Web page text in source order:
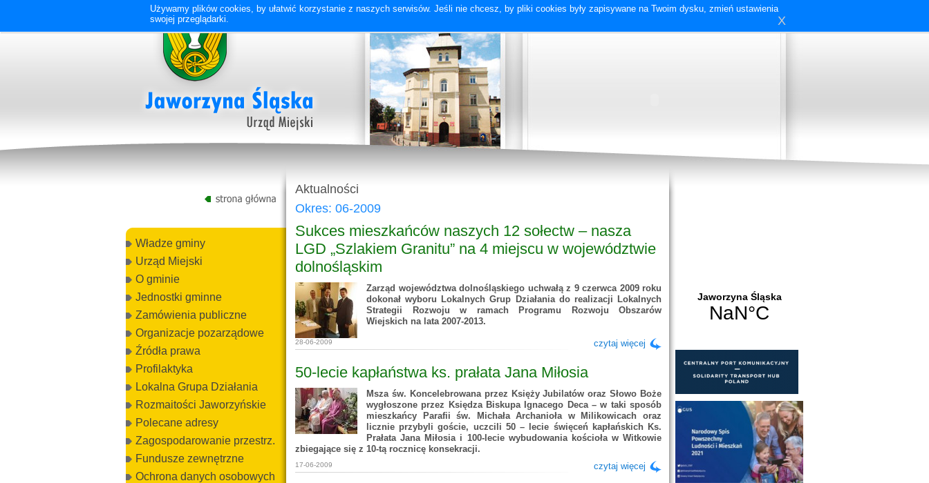
Władze gminy
Urząd Miejski
O gminie
Jednostki gminne
Zamówienia publiczne
Organizacje pozarządowe
Źródła prawa
Profilaktyka
Lokalna Grupa Działania
Rozmaitości Jaworzyńskie
Polecane adresy
Zagospodarowanie przestrz.
Fundusze zewnętrzne
Ochrona danych osobowych
Aktualności
Okres: 06-2009
Sukces mieszkańców naszych 12 sołectw – nasza
LGD „Szlakiem Granitu” na 4 miejscu w województwie
dolnośląskim
Zarząd województwa dolnośląskiego uchwałą z 9 czerwca 2009 roku
dokonał wyboru Lokalnych Grup Działania do realizacji Lokalnych
Strategii Rozwoju w ramach Programu Rozwoju Obszarów
Wiejskich na lata 2007-2013.
28-06-2009 czytaj więcej
50-lecie kapłaństwa ks. prałata Jana Miłosia
Msza św. Koncelebrowana przez Księży Jubilatów oraz Słowo Boże
wygłoszone przez Księdza Biskupa Ignacego Deca – w taki sposób
mieszkańcy Parafii św. Michała Archanioła w Milikowicach oraz
licznie przybyli goście, uczcili 50 – lecie święceń kapłańskich Ks.
Prałata Jana Miłosia i 100-lecie wybudowania kościoła w Witkowie
zbiegające się z 10-tą rocznicę konsekracji.
17-06-2009 czytaj więcej
Używamy plików cookies, by ułatwić korzystanie z naszych serwisów. Jeśli nie chcesz, by pliki cookies były zapisywane na Twoim dysku, zmień ustawienia
swojej przeglądarki.
X